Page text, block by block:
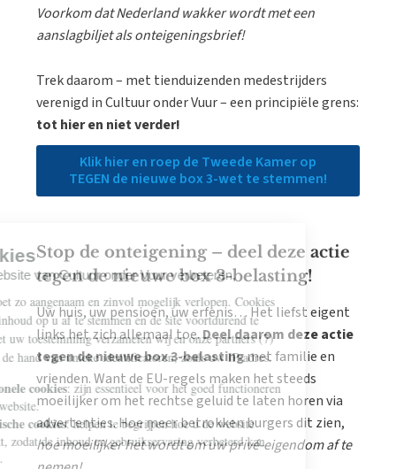
Voorkom dat Nederland wakker wordt met een
aanslagbiljet als onteigeningsbrief!
Trek daarom – met tienduizenden medestrijders
verenigd in Cultuur onder Vuur – een principiële grens:
tot hier en niet verder!
Klik hier en roep de Tweede Kamer op
TEGEN de nieuwe box 3-wet te stemmen!
Stop de onteigening – deel deze actie
tegen de nieuwe box 3-belasting!
Uw huis, uw pensioen, uw erfenis… Het liefst eigent
links het zich allemaal toe.Deel daarom deze actie
tegen de nieuwe box 3-belastingmet familie en
vrienden. Want de EU-regels maken het steeds
moeilijker om het rechtse geluid te laten horen via
advertenties. Hoe meer betrokken burgers dit zien,
hoe moeilijker het wordt om uw privé-eigendom af te